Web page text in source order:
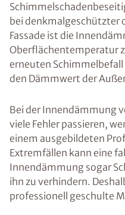
bei denkmalgeschützter
Fassade ist die
Oberflächentemperatur
erneuten
den Dämmwert der
Bei der Innendämmung
viele Fehler passieren,
einem ausgebildeten
Extremfällen kann eine
Innendämmung sogar
ihn zu verhindern.
professionell geschulte